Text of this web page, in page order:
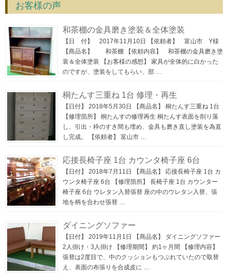
お客様の声
和茶棚の金具磨き塗装＆全体塗装
【日 付】 2017年11月10日 【依頼者】 富山市 Y様
【商品名】 和茶棚 【依頼内容】 和茶棚の金具磨き塗
装＆全体塗装 【お客様の感想】 家具が全体的に白かった
のですが、塗装をしてもらい、部 …
桐たんす三重ね 1台 修理・再生
【日付】 2018年5月30日 【商品名】 桐たんす三重ね 1台
【修理箇所】 桐たんすの修理再生 桐たんす表面を削り落
し、引出・枠のすき間も埋め、金具も磨き直し塗装を為直
し完成。 【依頼者】 富山市 …
応接長椅子座 1台 カウンタ椅子座 6台
【日付】 2018年7月11日 【商品名】 応接長椅子座 1台 カ
ウンタ椅子座 6台 【修理箇所】 長椅子座 1台 カウンター
椅子座 6台 ウレタン入替張替 座の中のウレタン入替、張
地を柄を合わせ張替 …
ダイニングソファー
【日付】 2019年11月1日 【商品名】 ダイニングソファー
2人掛け・3人掛け 【修理期間】 約1ヶ月間 【修理内容】
張替は2度目で、中のクッションもつぶれていたので取替
え、表面の布張りを合成皮に …